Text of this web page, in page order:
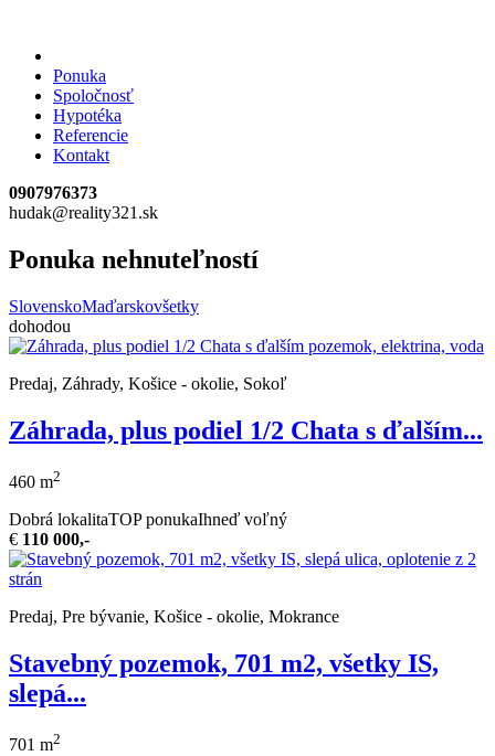
Ponuka
Spoločnosť
Hypotéka
Referencie
Kontakt
0907976373
hudak@reality321.sk
Ponuka nehnuteľností
SlovenskoMaďarskovšetky
dohodou
Predaj, Záhrady, Košice - okolie, Sokoľ
Záhrada, plus podiel 1/2 Chata s ďalším...
460 m2
Dobrá lokalitaTOP ponukaIhneď voľný
€ 110 000,-
Predaj, Pre bývanie, Košice - okolie, Mokrance
Stavebný pozemok, 701 m2, všetky IS,
slepá...
701 m2